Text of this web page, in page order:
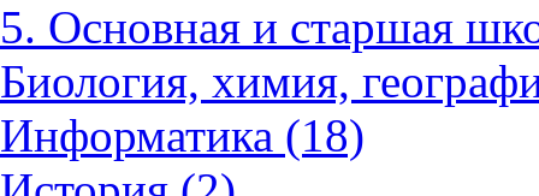
5. Основная и старшая
Биология, химия,
Информатика (18)